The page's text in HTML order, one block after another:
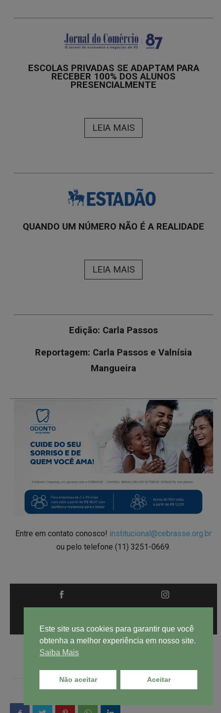
ESCOLAS PRIVADAS SE ADAPTAM PARA
RECEBER 100% DOS ALUNOS
PRESENCIALMENTE
LEIA MAIS
QUANDO UM NÚMERO NÃO É A REALIDADE
LEIA MAIS
Edição: Carla Passos
Reportagem: Carla Passos e Valnísia
Mangueira
Entre em contato conosco! institucional@cebrasse.org.br
ou pelo telefone (11) 3251-0669.
Este site usa cookies para garantir que você
obtenha a melhor experiência em nosso site.
Saiba Mais
Não aceitar Aceitar